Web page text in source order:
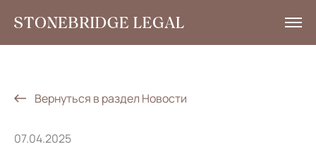
Вернуться в раздел Новости
07.04.2025